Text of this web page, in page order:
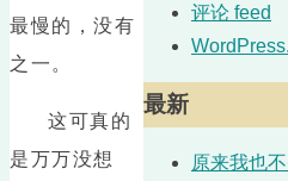
最慢的，没有
之一。
这可真的
是万万没想
评论 feed
最新
原来我也